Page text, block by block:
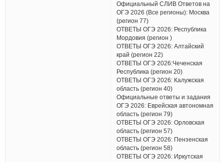
Официальный СЛИВ Ответов на
ОГЭ 2026 (Все регионы): Москва
(регион 77)
ОТВЕТЫ ОГЭ 2026: Республика
Мордовия (регион )
ОТВЕТЫ ОГЭ 2026: Алтайский
край (регион 22)
ОТВЕТЫ ОГЭ 2026:Чеченская
Республика (регион 20)
ОТВЕТЫ ОГЭ 2026: Калужская
область (регион 40)
Официальные ответы и задания
ОГЭ 2026: Еврейская автономная
область (регион 79)
ОТВЕТЫ ОГЭ 2026: Орловская
область (регион 57)
ОТВЕТЫ ОГЭ 2026: Пензенская
область (регион 58)
ОТВЕТЫ ОГЭ 2026: Иркутская